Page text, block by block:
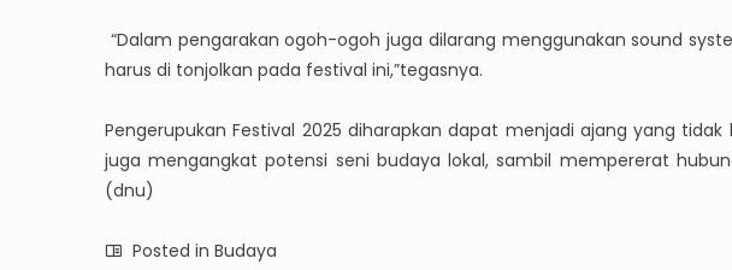
“Dalam pengarakan ogoh-ogoh juga dilarang menggunakan sound
harus di tonjolkan pada festival ini,”tegasnya.
Pengerupukan Festival 2025 diharapkan dapat menjadi ajang yang
juga mengangkat potensi seni budaya lokal, sambil mempererat
(dnu)
Posted in Budaya